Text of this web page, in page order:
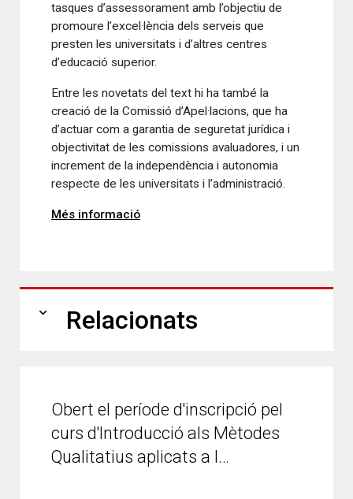
tasques d’assessorament amb l’objectiu de
promoure l’excel·lència dels serveis que
presten les universitats i d’altres centres
d’educació superior.
Entre les novetats del text hi ha també la
creació de la Comissió d’Apel·lacions, que ha
d’actuar com a garantia de seguretat jurídica i
objectivitat de les comissions avaluadores, i un
increment de la independència i autonomia
respecte de les universitats i l’administració.
Més informació
expand_more Relacionats
Obert el període d'inscripció pel
curs d'Introducció als Mètodes
Qualitatius aplicats a l…